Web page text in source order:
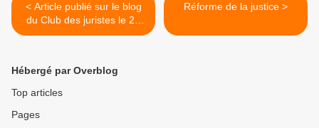
< Article publié sur le blog
du Club des juristes le 26
mai 2020
Réforme de la justice >
Hébergé par Overblog
Top articles
Pages